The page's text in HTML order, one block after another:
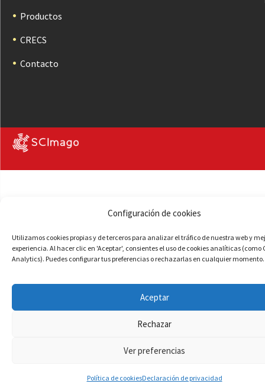
Configuración de cookies
Utilizamos cookies propias y de terceros para analizar el tráfico de nuestra web y
experiencia. Al hacer clic en 'Aceptar', consientes el uso de cookies analíticas (como
Analytics). Puedes configurar tus preferencias o rechazarlas en cualquier momento.
Aceptar
Rechazar
Ver preferencias
Política de cookies
Productos
CRECS
Contacto